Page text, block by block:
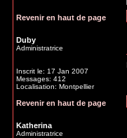
Revenir en haut de page
Duby
Administratrice
Inscrit le: 17 Jan 2007
Messages: 412
Localisation: Montpellier
Revenir en haut de page
Katherina
Administratrice